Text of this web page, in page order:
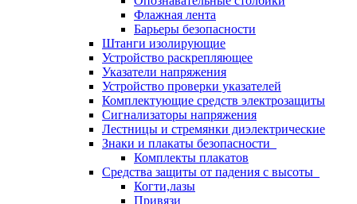
Флажная лента
Барьеры безопасности
Штанги изолирующие
Устройство раскрепляющее
Указатели напряжения
Устройство проверки указателей
Комплектующие средств электрозащиты
Сигнализаторы напряжения
Лестницы и стремянки диэлектрические
Знаки и плакаты безопасности
Комплекты плакатов
Средства защиты от падения с высоты
Когти,лазы
Привязи